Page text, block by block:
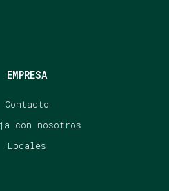
EMPRESA
Contacto
con nosotros
Locales